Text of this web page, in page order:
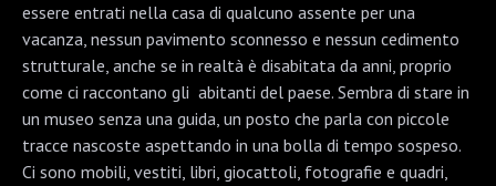
essere entrati nella casa di qualcuno assente per una
vacanza, nessun pavimento sconnesso e nessun cedimento
strutturale, anche se in realtà è disabitata da anni, proprio
come ci raccontano gli abitanti del paese. Sembra di stare in
un museo senza una guida, un posto che parla con piccole
tracce nascoste aspettando in una bolla di tempo sospeso.
Ci sono mobili, vestiti, libri, giocattoli, fotografie e quadri,